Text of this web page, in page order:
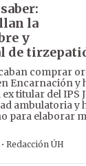
la
y
de
comprar
Encarnación y
titular del IPS
ambulatoria y
para elaborar
· Redacción ÚH